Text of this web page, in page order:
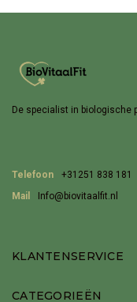
De specialist in biologische
Telefoon
+31251 838 181
Mail
Info@biovitaalfit.nl
KLANTENSERVICE
CATEGORIEËN